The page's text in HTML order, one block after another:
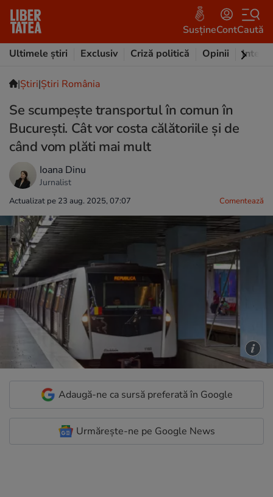
SusțineContCaută
Ultimele știri
Exclusiv Criză politică Opinii
|Ştiri|Știri România
Se scumpește transportul în comun în
București. Cât vor costa călătoriile și de
când vom plăti mai mult
Ioana Dinu
Jurnalist
Actualizat pe 23 aug. 2025, 07:07 Comentează
Adaugă-ne ca sursă preferată în Google
Urmărește-ne pe Google News